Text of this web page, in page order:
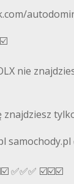
nie
znajdziesz
samochody.pl
✅✅✅ ☑️☑️☑️